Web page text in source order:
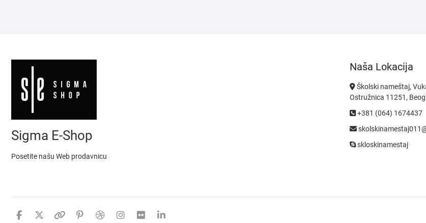
Sigma E-Shop
Posetite našu Web prodavnicu
Naša Lokacija
Školski nameštaj,
Ostružnica 11251,
+381 (064) 1674437
skloskinamestaj
facebook
twitter
google
pinterest
dribbble
instagram
flickrlinkedin